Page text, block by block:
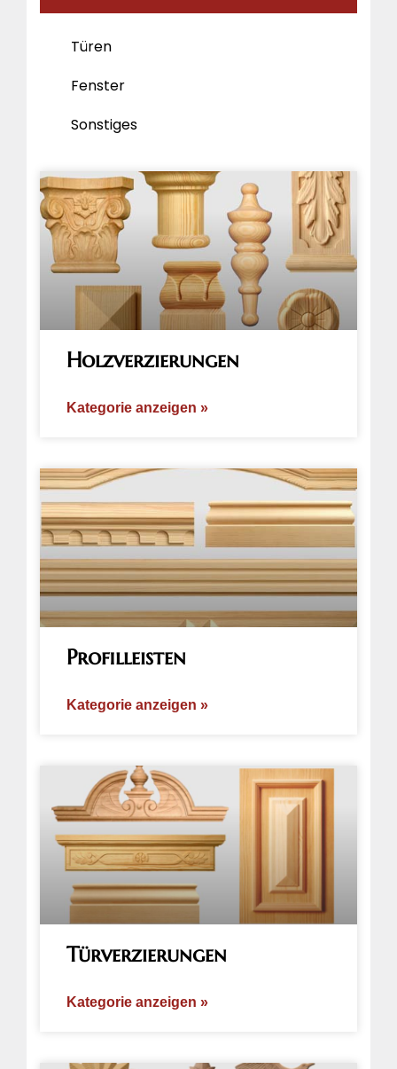
Türen
Fenster
Sonstiges
Holzverzierungen
Kategorie anzeigen »
Profilleisten
Kategorie anzeigen »
Türverzierungen
Kategorie anzeigen »